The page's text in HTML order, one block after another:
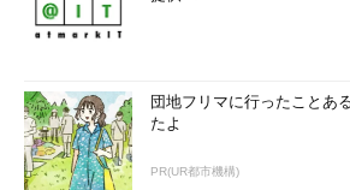
団地フリマに行ったことあ
たよ
PR(UR都市機構)